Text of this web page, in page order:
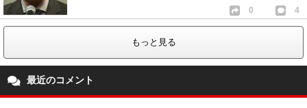
0 4
もっと見る
最近のコメント